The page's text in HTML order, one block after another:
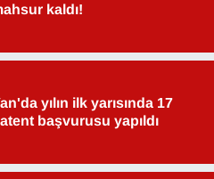
kaldı!
yılın ilk yarısında 17
başvurusu yapıldı